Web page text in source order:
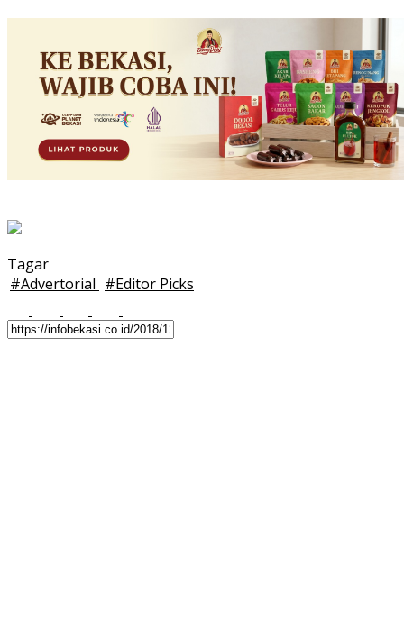
Tagar
#Advertorial #Editor Picks